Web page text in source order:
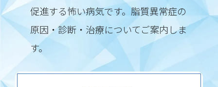
促進する怖い病気です。脂質異常症の
原因・診断・治療についてご案内しま
す。